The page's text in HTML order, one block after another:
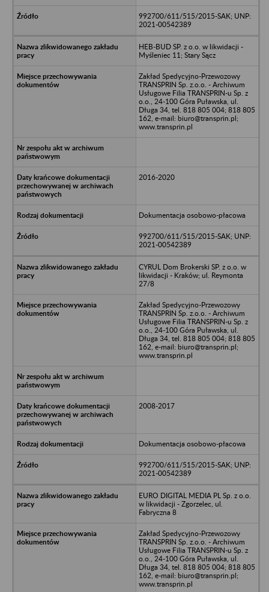
992700/611/515/2015-SAK; UNP:
2021-00542389
HEB-BUD SP. z o.o. w likwidacji -
Myśleniec 11; Stary Sącz
Zakład Spedycyjno-Przewozowy
TRANSPRIN Sp. z.o.o. - Archiwum
Usługowe Filia TRANSPRIN-u Sp. z
o.o., 24-100 Góra Puławska, ul.
Długa 34, tel. 818 805 004; 818 805
162, e-mail: biuro@transprin.pl;
www.transprin.pl
2016-2020
Dokumentacja osobowo-płacowa
992700/611/515/2015-SAK; UNP:
2021-00542389
CYRUL Dom Brokerski SP. z o.o. w
likwidacji - Kraków; ul. Reymonta
27/8
Zakład Spedycyjno-Przewozowy
TRANSPRIN Sp. z.o.o. - Archiwum
Usługowe Filia TRANSPRIN-u Sp. z
o.o., 24-100 Góra Puławska, ul.
Długa 34, tel. 818 805 004; 818 805
162, e-mail: biuro@transprin.pl;
www.transprin.pl
2008-2017
Dokumentacja osobowo-płacowa
992700/611/515/2015-SAK; UNP:
2021-00542389
EURO DIGITAL MEDIA PL Sp. z o.o.
w likwidacji - Zgorzelec, ul.
Fabryczna 8
Zakład Spedycyjno-Przewozowy
TRANSPRIN Sp. z.o.o. - Archiwum
Usługowe Filia TRANSPRIN-u Sp. z
o.o., 24-100 Góra Puławska, ul.
Długa 34, tel. 818 805 004; 818 805
162, e-mail: biuro@transprin.pl;
www.transprin.pl